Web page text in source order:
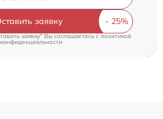
заявку
заявку" Вы соглашаетесь cполитикой
конфиденциальности